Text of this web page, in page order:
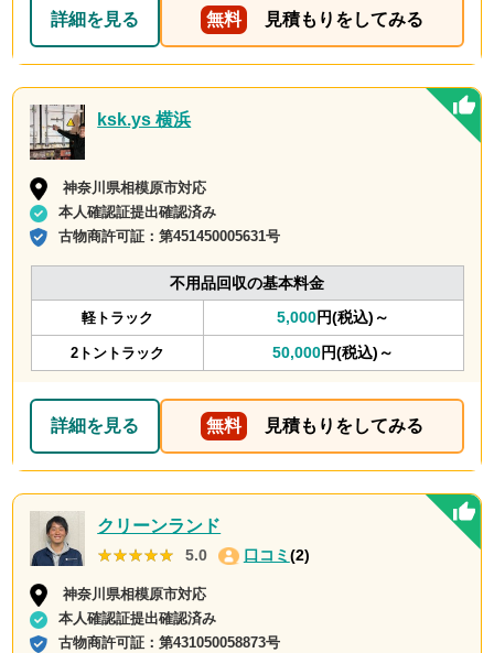
詳細を見る 無料 見積もりをしてみる
ksk.ys 横浜
神奈川県相模原市対応
本人確認証提出確認済み
古物商許可証：第451450005631号
不用品回収の基本料金
軽トラック 5,000円(税込)～
2トントラック 50,000円(税込)～
詳細を見る 無料 見積もりをしてみる
クリーンランド
★★★★★
★★★★★ 5.0 口コミ (2)
神奈川県相模原市対応
本人確認証提出確認済み
古物商許可証：第431050058873号